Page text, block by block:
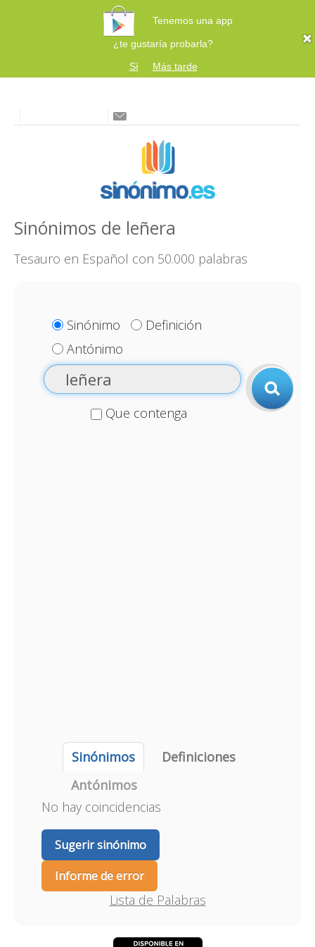
Tenemos una app
¿te gustaría probarla?
Sí
Más tarde
Sinónimos de leñera
Tesauro en Español con 50.000 palabras
Sinónimo
Definición
Antónimo
Que contenga
Sinónimos
Definiciones
Antónimos
No hay coincidencias
Sugerir sinónimo
Informe de error
Lista de Palabras